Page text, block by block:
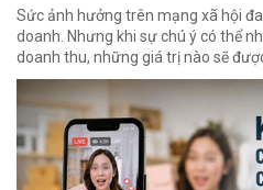
Sức ảnh hưởng trên mạng xã hội
doanh. Nhưng khi sự chú ý có thể
doanh thu, những giá trị nào sẽ